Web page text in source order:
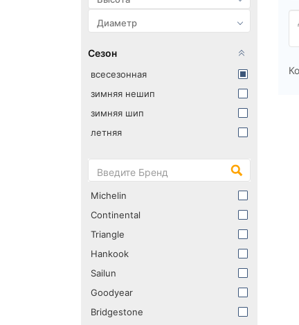
Сезон
всесезонная
зимняя нешип
зимняя шип
летняя
Michelin
Continental
Triangle
Hankook
Sailun
Goodyear
Bridgestone